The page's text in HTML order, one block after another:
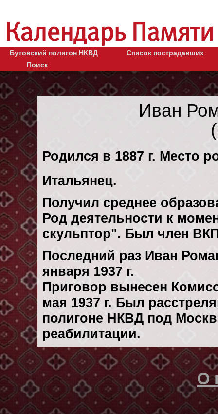
Бутовский полигон НКВД
Список пострадавших
Поиск
Иван
Родился в 1887 г. Место
Итальянец.
Получил среднее
Род деятельности к
скульптор". Был член
Последний раз Иван
января 1937 г.
Приговор вынесен
мая 1937 г. Был
полигоне НКВД под
реабилитации.
О